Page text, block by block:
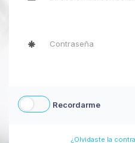
Recordarme
¿Olvidaste la